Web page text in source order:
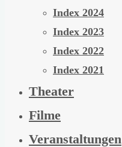
Index 2024
Index 2023
Index 2022
Index 2021
Theater
Filme
Veranstaltungen